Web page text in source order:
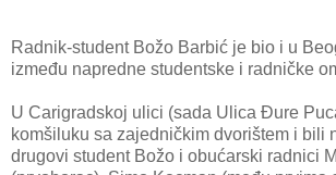
Radnik-student Božo Barbić je bio i u
između napredne studentske i radničke
U Carigradskoj ulici (sada Ulica Đure
komšiluku sa zajedničkim dvorištem i bili
drugovi student Božo i obućarski radnici